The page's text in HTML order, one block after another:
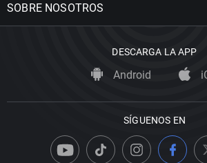
SOBRE NOSOTROS
DESCARGA LA APP
Android
SÍGUENOS EN